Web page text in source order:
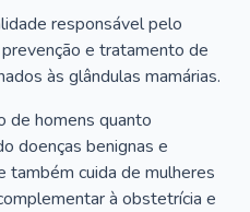
responsável pelo
e tratamento de
às glândulas mamárias.
de homens quanto
doenças benignas e
também cuida de mulheres
à obstetrícia e